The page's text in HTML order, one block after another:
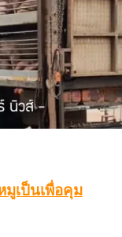
มูเป็นเพื่อคุม